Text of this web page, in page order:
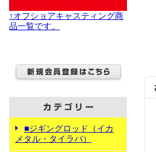
↑オフショアキャスティング商
品一覧です。
■ジギングロッド（イカ
メタル・タイラバ）